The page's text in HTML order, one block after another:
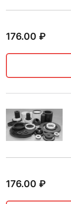
176.00 ₽
176.00 ₽